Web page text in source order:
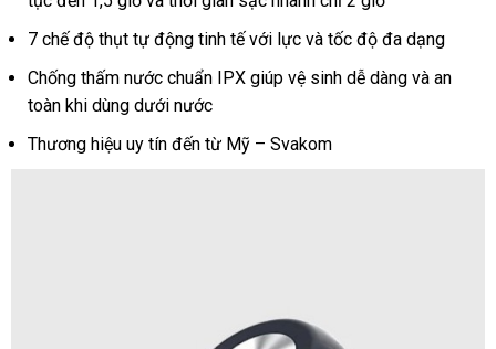
App
tiện
7 chế độ thụt tự động tinh tế với lực và tốc độ đa dạng
Chống thấm nước chuẩn IPX giúp vệ sinh dễ dàng và an
toàn khi dùng dưới nước
Thương hiệu uy tín đến từ Mỹ – Svakom